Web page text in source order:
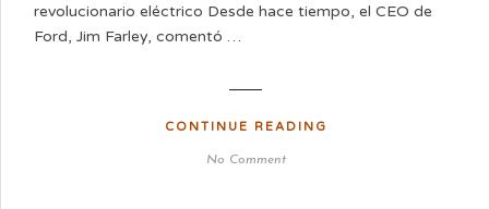
revolucionario eléctrico Desde hace tiempo, el CEO de
Ford, Jim Farley, comentó …
CONTINUE READING
No Comment